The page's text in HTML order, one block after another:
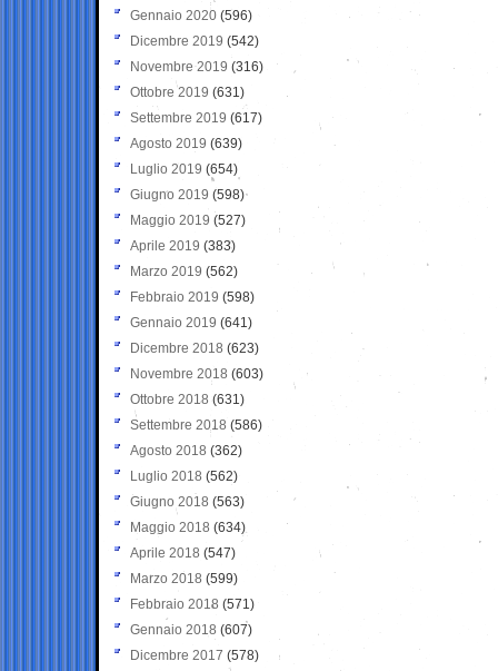
Gennaio 2020 (596)
Dicembre 2019 (542)
Novembre 2019 (316)
Ottobre 2019 (631)
Settembre 2019 (617)
Agosto 2019 (639)
Luglio 2019 (654)
Giugno 2019 (598)
Maggio 2019 (527)
Aprile 2019 (383)
Marzo 2019 (562)
Febbraio 2019 (598)
Gennaio 2019 (641)
Dicembre 2018 (623)
Novembre 2018 (603)
Ottobre 2018 (631)
Settembre 2018 (586)
Agosto 2018 (362)
Luglio 2018 (562)
Giugno 2018 (563)
Maggio 2018 (634)
Aprile 2018 (547)
Marzo 2018 (599)
Febbraio 2018 (571)
Gennaio 2018 (607)
Dicembre 2017 (578)